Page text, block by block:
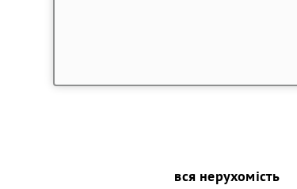
вся нерухомість